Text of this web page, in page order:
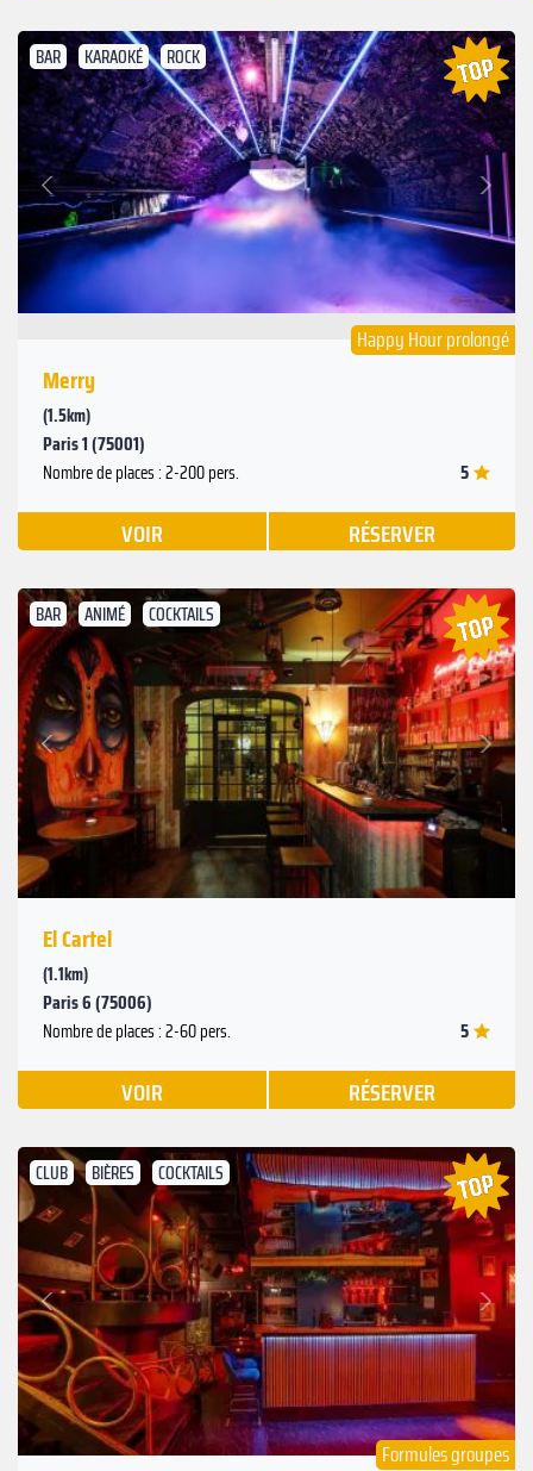
BAR KARAOKÉ ROCK
Précédent
Suivant
Happy Hour prolongé
Merry
(1.5km)
Paris 1 (75001)
Nombre de places : 2-200 pers. 5
VOIR RÉSERVER
BAR ANIMÉ COCKTAILS
Précédent
Suivant
El Cartel
(1.1km)
Paris 6 (75006)
Nombre de places : 2-60 pers. 5
VOIR RÉSERVER
CLUB BIÈRES COCKTAILS
Précédent
Suivant
Formules groupes